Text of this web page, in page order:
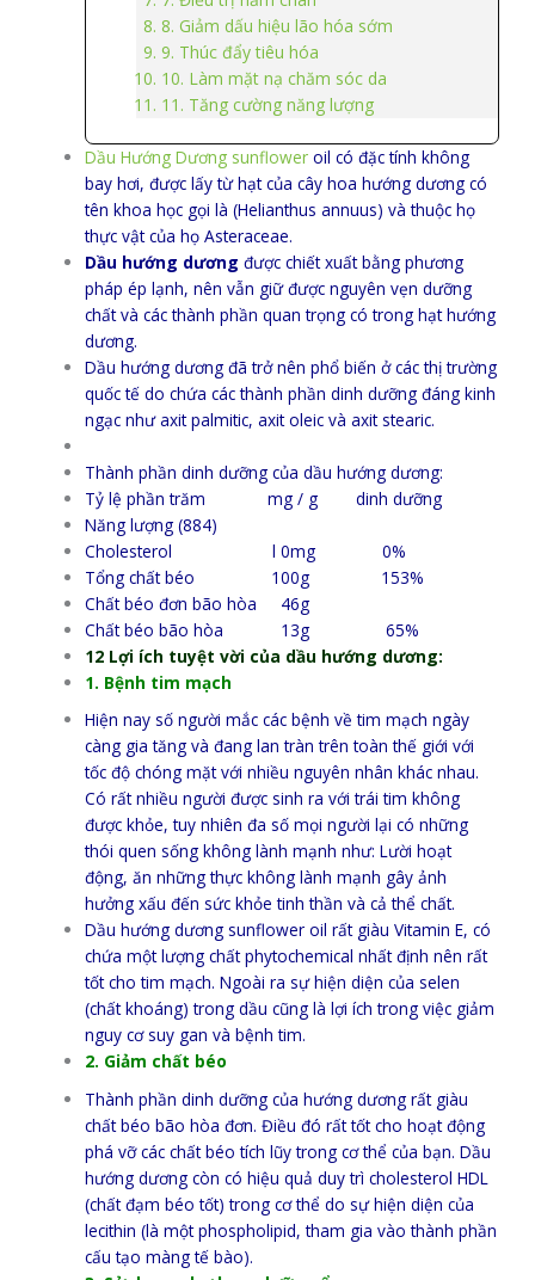
8. Giảm dấu hiệu lão hóa sớm
9. Thúc đẩy tiêu hóa
10. Làm mặt nạ chăm sóc da
11. Tăng cường năng lượng
Dầu Hướng Dương sunflower oil có đặc tính không
bay hơi, được lấy từ hạt của cây hoa hướng dương có
tên khoa học gọi là (Helianthus annuus) và thuộc họ
thực vật của họ Asteraceae.
Dầu hướng dương được chiết xuất bằng phương
pháp ép lạnh, nên vẫn giữ được nguyên vẹn dưỡng
chất và các thành phần quan trọng có trong hạt hướng
dương.
Dầu hướng dương đã trở nên phổ biến ở các thị trường
quốc tế do chứa các thành phần dinh dưỡng đáng kinh
ngạc như axit palmitic, axit oleic và axit stearic.
Thành phần dinh dưỡng của dầu hướng dương:
Tỷ lệ phần trăm mg / g dinh dưỡng
Năng lượng (884)
Cholesterol l 0mg 0%
Tổng chất béo 100g 153%
Chất béo đơn bão hòa 46g
Chất béo bão hòa 13g 65%
12 Lợi ích tuyệt vời của dầu hướng dương:
1. Bệnh tim mạch
Hiện nay số người mắc các bệnh về tim mạch ngày
càng gia tăng và đang lan tràn trên toàn thế giới với
tốc độ chóng mặt với nhiều nguyên nhân khác nhau.
Có rất nhiều người được sinh ra với trái tim không
được khỏe, tuy nhiên đa số mọi người lại có những
thói quen sống không lành mạnh như: Lười hoạt
động, ăn những thực không lành mạnh gây ảnh
hưởng xấu đến sức khỏe tinh thần và cả thể chất.
Dầu hướng dương sunflower oil rất giàu Vitamin E, có
chứa một lượng chất phytochemical nhất định nên rất
tốt cho tim mạch. Ngoài ra sự hiện diện của selen
(chất khoáng) trong dầu cũng là lợi ích trong việc giảm
nguy cơ suy gan và bệnh tim.
2. Giảm chất béo
Thành phần dinh dưỡng của hướng dương rất giàu
chất béo bão hòa đơn. Điều đó rất tốt cho hoạt động
phá vỡ các chất béo tích lũy trong cơ thể của bạn. Dầu
hướng dương còn có hiệu quả duy trì cholesterol HDL
(chất đạm béo tốt) trong cơ thể do sự hiện diện của
lecithin (là một phospholipid, tham gia vào thành phần
cấu tạo màng tế bào).